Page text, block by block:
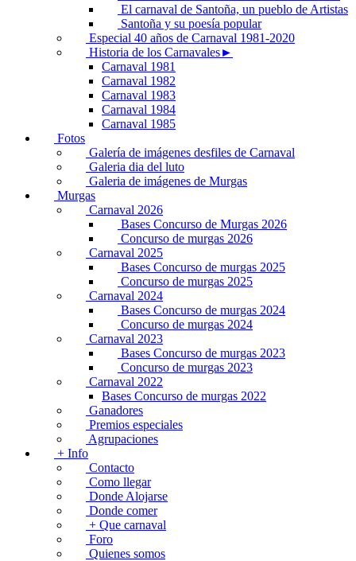
El carnaval de Santoña, un pueblo de Artistas
Santoña y su poesía popular
Especial 40 años de Carnaval 1981-2020
Historia de los Carnavales►
Carnaval 1981
Carnaval 1982
Carnaval 1983
Carnaval 1984
Carnaval 1985
Fotos
Galería de imágenes desfiles de Carnaval
Galeria dia del luto
Galeria de imágenes de Murgas
Murgas
Carnaval 2026
Bases Concurso de Murgas 2026
Concurso de murgas 2026
Carnaval 2025
Bases Concurso de murgas 2025
Concurso de murgas 2025
Carnaval 2024
Bases Concurso de murgas 2024
Concurso de murgas 2024
Carnaval 2023
Bases Concurso de murgas 2023
Concurso de murgas 2023
Carnaval 2022
Bases Concurso de murgas 2022
Ganadores
Premios especiales
Agrupaciones
+ Info
Contacto
Como llegar
Donde Alojarse
Donde comer
+ Que carnaval
Foro
Quienes somos